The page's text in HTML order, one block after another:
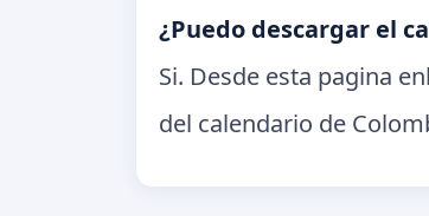
¿Puedo descargar el
Si. Desde esta pagina
del calendario de